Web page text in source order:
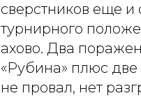
сверстников еще
турнирного
ахово. Два
«Рубина» плюс две
не провал, нет